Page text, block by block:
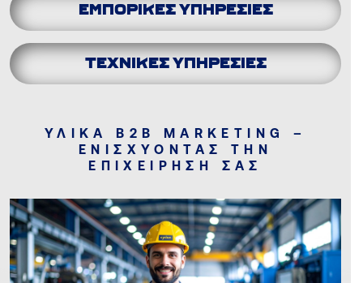
ΕΜΠΟΡΙΚΕΣ ΥΠΗΡΕΣΙΕΣ
ΤΕΧΝΙΚΕΣ ΥΠΗΡΕΣΙΕΣ
ΥΛΙΚΑ B2B MARKETING –
ΕΝΙΣΧΥΟΝΤΑΣ ΤΗΝ
ΕΠΙΧΕΙΡΗΣΗ ΣΑΣ